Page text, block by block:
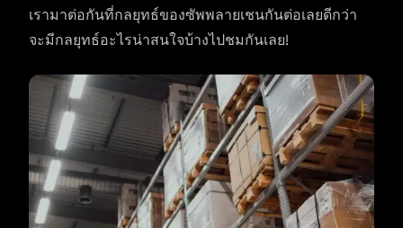
เรามาต่อกันที่กลยุทธ์ของซัพพลายเชนกันต่อเลยดีกว่า
จะมีกลยุทธ์อะไรน่าสนใจบ้างไปชมกันเลย!